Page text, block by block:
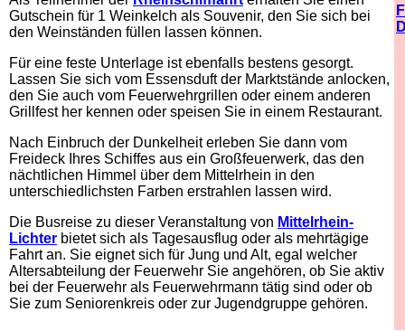
Gutschein für 1 Weinkelch als Souvenir, den Sie sich bei
den Weinständen füllen lassen können.
Für eine feste Unterlage ist ebenfalls bestens gesorgt.
Lassen Sie sich vom Essensduft der Marktstände anlocken,
den Sie auch vom Feuerwehrgrillen oder einem anderen
Grillfest her kennen oder speisen Sie in einem Restaurant.
Nach Einbruch der Dunkelheit erleben Sie dann vom
Freideck Ihres Schiffes aus ein Großfeuerwerk, das den
nächtlichen Himmel über dem Mittelrhein in den
unterschiedlichsten Farben erstrahlen lassen wird.
Die Busreise zu dieser Veranstaltung von Mittelrhein-
Lichter bietet sich als Tagesausflug oder als mehrtägige
Fahrt an. Sie eignet sich für Jung und Alt, egal welcher
Altersabteilung der Feuerwehr Sie angehören, ob Sie aktiv
bei der Feuerwehr als Feuerwehrmann tätig sind oder ob
Sie zum Seniorenkreis oder zur Jugendgruppe gehören.